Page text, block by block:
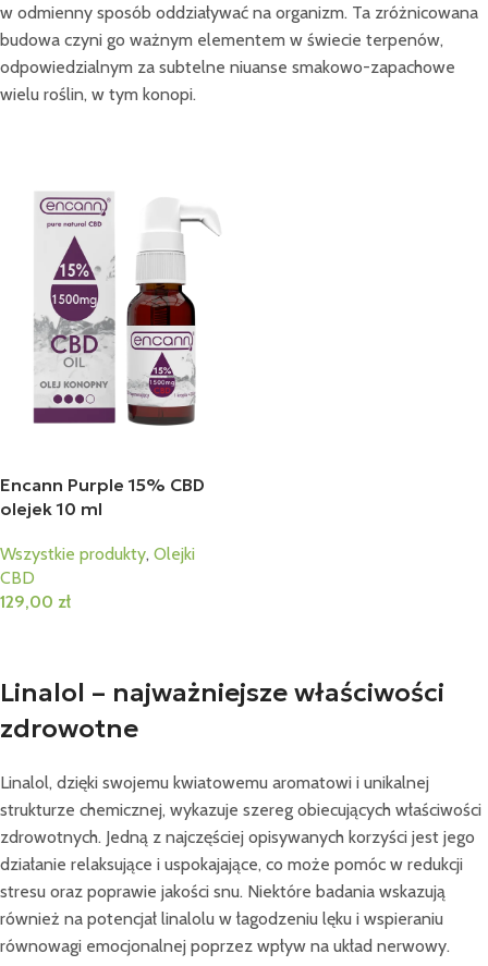
w odmienny sposób oddziaływać na organizm. Ta zróżnicowana
budowa czyni go ważnym elementem w świecie terpenów,
odpowiedzialnym za subtelne niuanse smakowo-zapachowe
wielu roślin, w tym konopi.
Encann Purple 15% CBD
olejek 10 ml
Wszystkie produkty, Olejki
CBD
129,00 zł
Linalol – najważniejsze właściwości
zdrowotne
Linalol, dzięki swojemu kwiatowemu aromatowi i unikalnej
strukturze chemicznej, wykazuje szereg obiecujących właściwości
zdrowotnych. Jedną z najczęściej opisywanych korzyści jest jego
działanie relaksujące i uspokajające, co może pomóc w redukcji
stresu oraz poprawie jakości snu. Niektóre badania wskazują
również na potencjał linalolu w łagodzeniu lęku i wspieraniu
równowagi emocjonalnej poprzez wpływ na układ nerwowy.